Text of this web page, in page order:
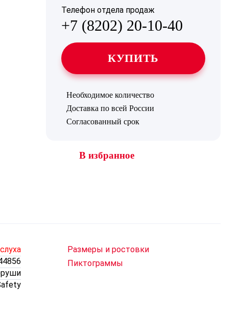
В избранное
Телефон отдела продаж
+7 (8202) 20-10-40
КУПИТЬ
Необходимое количество
Доставка по всей России
Согласованный срок
Размеры и ростовки
Пиктограммы